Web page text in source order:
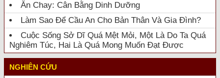
Ăn Chay: Cân Bằng Dinh Dưỡng
Làm Sao Để Cầu An Cho Bản Thân Và Gia Đình?
Cuộc Sống Sở Dĩ Quá Mệt Mỏi, Một Là Do Ta Quá
Nghiêm Túc, Hai Là Quá Mong Muốn Đạt Được
NGHIÊN CỨU